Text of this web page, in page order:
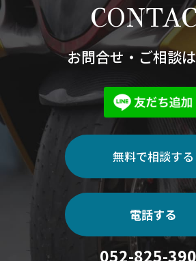
お問合せ・ご相談
無料で相談する
電話する
052-825-